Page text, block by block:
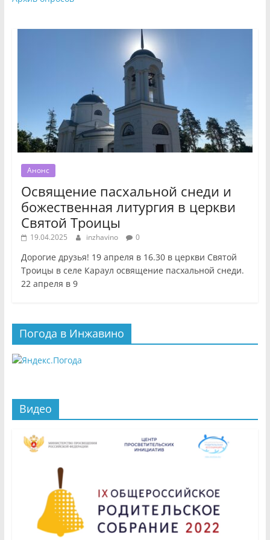
Анонс
Освящение пасхальной снеди и
божественная литургия в церкви
Святой Троицы
19.04.2025 inzhavino 0
Дорогие друзья! 19 апреля в 16.30 в церкви Святой
Троицы в селе Караул освящение пасхальной снеди.
22 апреля в 9
Погода в Инжавино
Видео